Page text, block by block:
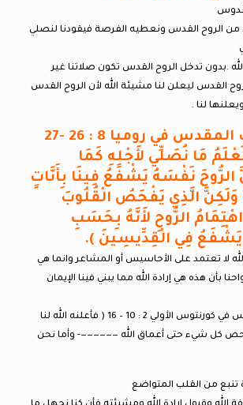
الروح القدس ونعطيه الفرصة فيقودنا لنصلي
.بدون تدخل الروح القدس تكون صلاتنا غير
القدس ليعلن لنا مشيئة الله لأن الروح القدس
لنا .
يقول الكتاب المقدس في روميا 8 : 26 -27
مَا نُصَلِّي لأَجْلِهِ كَمَا
الرُّوحَ نَفْسَهُ يَشْفَعُ فِينَا بِأَنَّاتٍ
وَلَكِنَّ الَّذِي يَفْحَصُ الْقُلُوبَ
الرُّوحِ لأَنَّهُ بِحَسَبِ
يَشْفَعُ فِي الْقِدِّيسِينَ ).
لا تعتمد على الأحاسيس أو المشاعر وانما هي
بأن هذه هي إرادة الله مما يبني فينا الإيمان
يقول الكتاب المقدس في كورنتوس الأولي 2 : 10 – 16 ( فأعلنه الله لنا
كل شيء حتى أعماق الله ——————- وأما نحن
تنبع من القلب المتواضع